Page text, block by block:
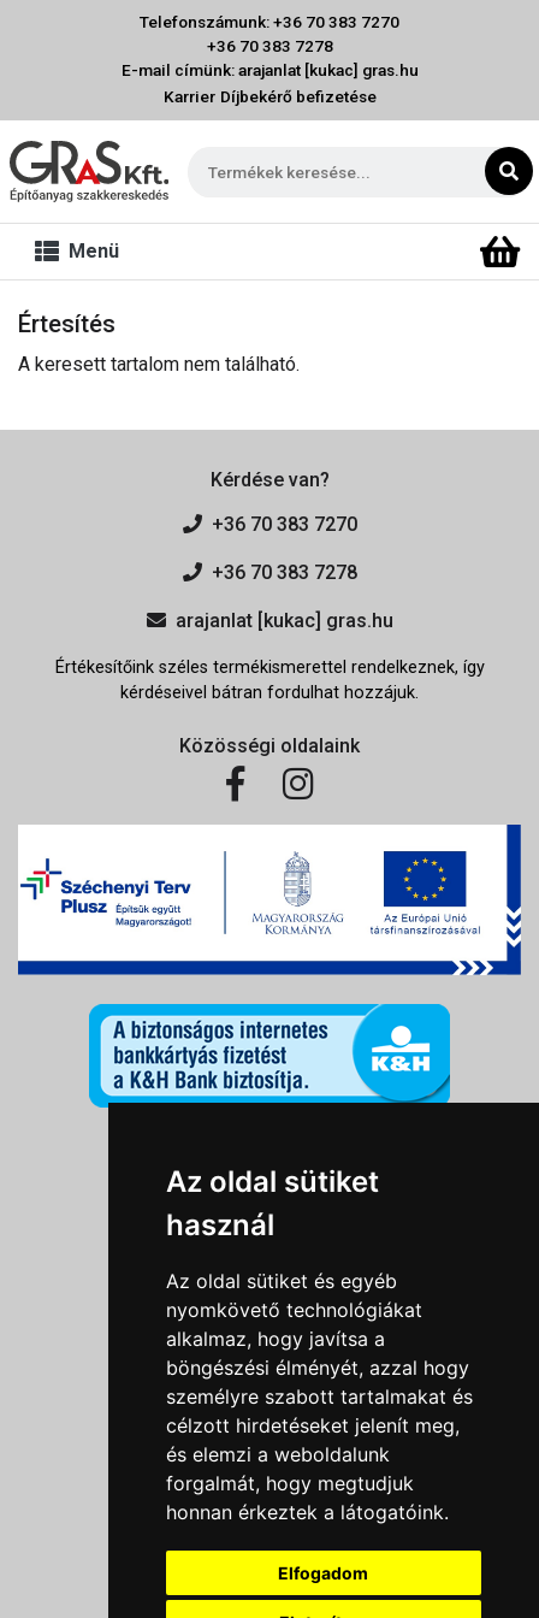
Az oldal sütiket
használ
Az oldal sütiket és egyéb
nyomkövető technológiákat
alkalmaz, hogy javítsa a
böngészési élményét, azzal hogy
személyre szabott tartalmakat és
célzott hirdetéseket jelenít meg,
és elemzi a weboldalunk
forgalmát, hogy megtudjuk
honnan érkeztek a látogatóink.
Elfogadom
Telefonszámunk: +36 70 383 7270
+36 70 383 7278
E-mail címünk: arajanlat [kukac] gras.hu
Karrier Díjbekérő befizetése
Menü
Értesítés
A keresett tartalom nem található.
Kérdése van?
+36 70 383 7270
+36 70 383 7278
arajanlat [kukac] gras.hu
Értékesítőink széles termékismerettel rendelkeznek, így
kérdéseivel bátran fordulhat hozzájuk.
Közösségi oldalaink
Információk
Általános szerződési feltételek
Impresszum
Nyereményjáték szabály
Outlet nap nyereményjáték szabályzat
Süti beállítások
Menü
Ajánlatkérés
Szakmai tippek / Újdonságok
Kapcsolat
Letölthető katalógusok